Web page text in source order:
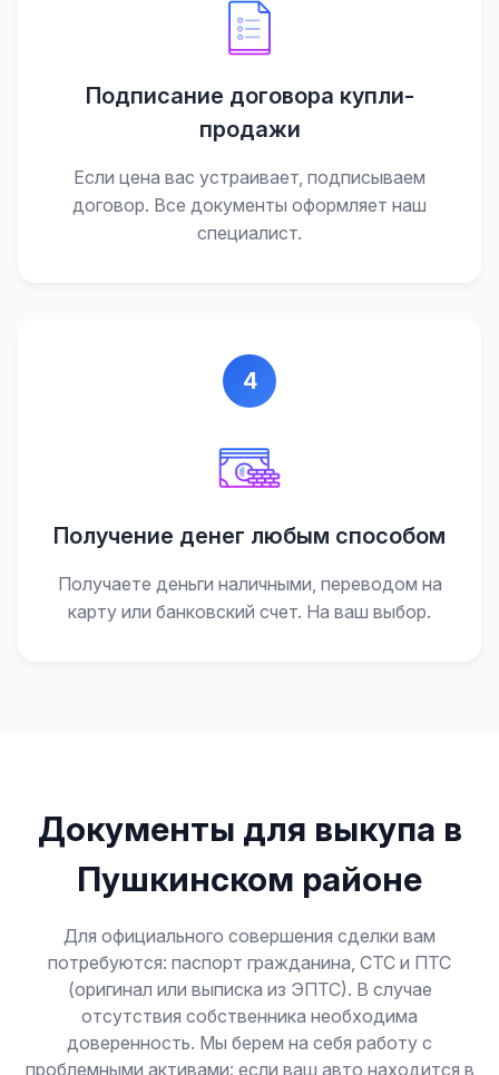
Подписание договора купли-
продажи
Если цена вас устраивает, подписываем
договор. Все документы оформляет наш
специалист.
4
Получение денег любым способом
Получаете деньги наличными, переводом на
карту или банковский счет. На ваш выбор.
Документы для выкупа в
Пушкинском районе
Для официального совершения сделки вам
потребуются: паспорт гражданина, СТС и ПТС
(оригинал или выписка из ЭПТС). В случае
отсутствия собственника необходима
доверенность. Мы берем на себя работу с
проблемными активами: если ваш авто находится в